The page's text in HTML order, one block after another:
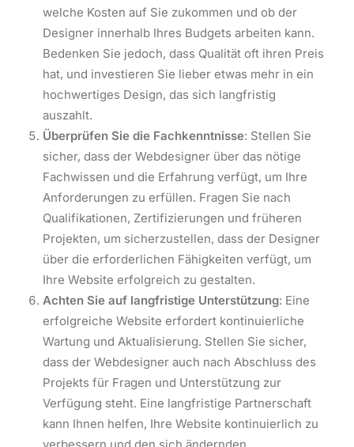
welche Kosten auf Sie zukommen und ob der
Designer innerhalb Ihres Budgets arbeiten kann.
Bedenken Sie jedoch, dass Qualität oft ihren Preis
hat, und investieren Sie lieber etwas mehr in ein
hochwertiges Design, das sich langfristig
auszahlt.
Überprüfen Sie die Fachkenntnisse: Stellen Sie
sicher, dass der Webdesigner über das nötige
Fachwissen und die Erfahrung verfügt, um Ihre
Anforderungen zu erfüllen. Fragen Sie nach
Qualifikationen, Zertifizierungen und früheren
Projekten, um sicherzustellen, dass der Designer
über die erforderlichen Fähigkeiten verfügt, um
Ihre Website erfolgreich zu gestalten.
Achten Sie auf langfristige Unterstützung: Eine
erfolgreiche Website erfordert kontinuierliche
Wartung und Aktualisierung. Stellen Sie sicher,
dass der Webdesigner auch nach Abschluss des
Projekts für Fragen und Unterstützung zur
Verfügung steht. Eine langfristige Partnerschaft
kann Ihnen helfen, Ihre Website kontinuierlich zu